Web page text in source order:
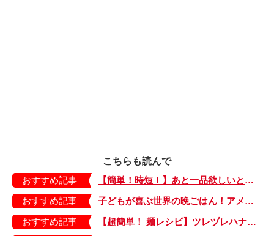
こちらも読んで
おすすめ記事
【簡単！時短！】あと一品欲しいときにおすすめの「卵とレタスの炒めもの」のレシピ
おすすめ記事
子どもが喜ぶ世界の晩ごはん！アメリカのフライドチキン＆フライドポテト
おすすめ記事
【超簡単！ 麺レシピ】ツレヅレハナコさんに聞く、パパッと作れる「オイルサーディンとミニトマトの冷製パスタ」